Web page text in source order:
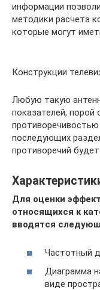
информации
методики расчета
которые могут
Конструкции
Любую такую
показателей,
последующих
противоречий
Для оценки
относящихся к
вводятся
Частотный
Диаграмма
виде